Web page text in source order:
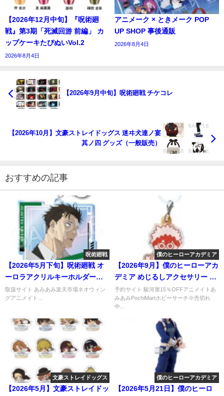
【2026年12月中旬】『呪術廻
戦』第3期「死滅回游 前編」 カ
ップケーキたぴぬいVol.2
2026年8月4日
アニメーク × ときメーク POP
UP SHOP 事後通販
2026年8月4日
【2026年9月中旬】呪術廻戦 チケコレ
【2026年10月】文豪ストレイドッグス 迷ヰ犬達ノ宴
其ノ四 グッズ（一般販売）
おすすめの記事
呪術廻戦
【2026年5月下旬】呪術廻戦 オ
ーロラアクリルキーホルダー
vol.1
取扱サイト あみあみ楽天市場ネオウィン
グアニメイト...
僕のヒーローアカデミア
【2026年9月】僕のヒーローアカ
デミア めじるしアクセサリー ま
るめーず
予約サイト 駿河屋15％OFFアニメイトあ
みあみPochiMartホビーサーチ※売切れ
中...
文豪ストレイドッグス
【2026年5月】文豪ストレイドッ
僕のヒーローアカデミア
【2026年5月21日】僕のヒーロ